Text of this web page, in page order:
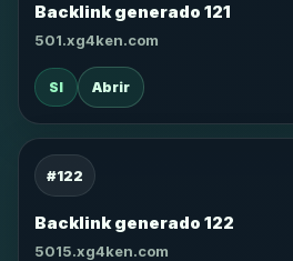
Backlink generado 121
501.xg4ken.com
SI Abrir
#122
Backlink generado 122
5015.xg4ken.com